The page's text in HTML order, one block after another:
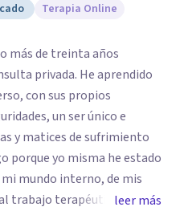
Terapia Online
He aprendido
con sus propios
un ser único e
y matices de sufrimiento
porque yo misma he estado
mundo interno, de mis
trabajo terapéutico que he
leer más